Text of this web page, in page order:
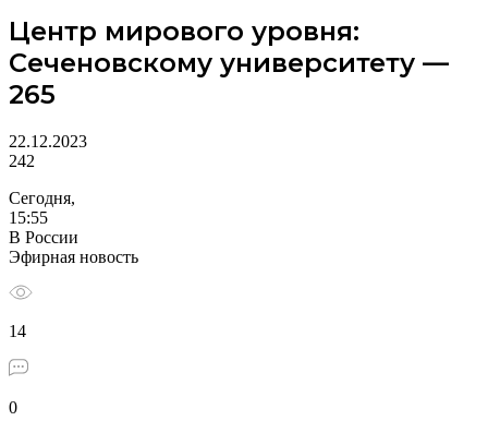
Центр мирового уровня:
Сеченовскому университету —
265
22.12.2023
242
Сегодня,
15:55
В России
Эфирная новость
14
0